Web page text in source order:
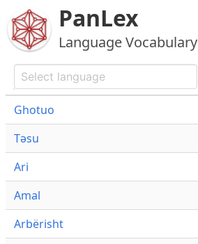
PanLex
Language Vocabulary
Ghotuo
Təsu
Ari
Amal
Arbërisht